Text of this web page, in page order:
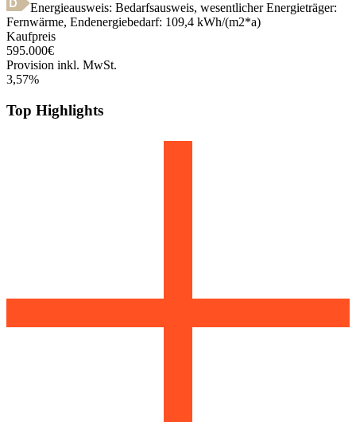
Energieausweis: Bedarfsausweis, wesentlicher Energieträger:
Fernwärme, Endenergiebedarf: 109,4 kWh/(m2*a)
Kaufpreis
595.000€
Provision inkl. MwSt.
3,57%
Top Highlights